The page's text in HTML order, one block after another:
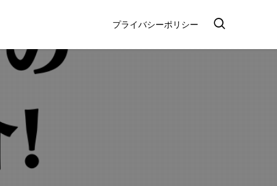
プライバシーポリシー